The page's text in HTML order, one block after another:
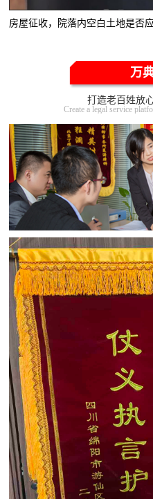
房屋征收，院落内空白土地是否
万
打造老百姓放
Create a legal service